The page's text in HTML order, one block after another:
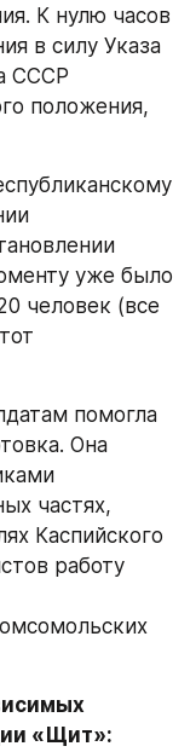
К нулю часов
в силу Указа
СССР
положения,
уже было
человек (все
помогла
Она
частях,
Каспийского
работу